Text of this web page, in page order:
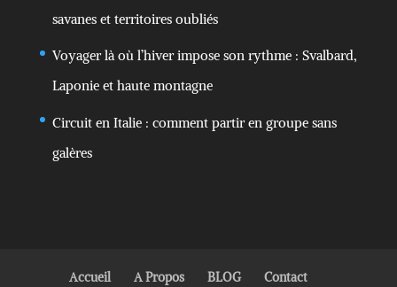
savanes et territoires oubliés
Voyager là où l’hiver impose son rythme : Svalbard,
Laponie et haute montagne
Circuit en Italie : comment partir en groupe sans
galères
Accueil A Propos BLOG Contact